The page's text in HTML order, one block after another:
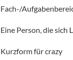
Fach-/
Eine Person, die sich
Kurzform für crazy